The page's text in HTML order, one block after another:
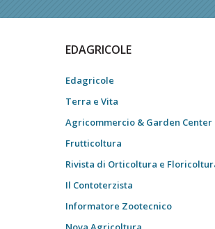
EDAGRICOLE
Edagricole
Terra e Vita
Agricommercio & Garden Center
Frutticoltura
Rivista di Orticoltura e
Il Contoterzista
Informatore Zootecnico